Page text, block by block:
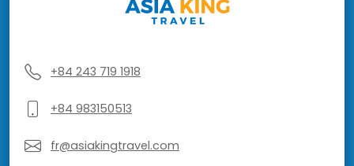
+84 243 719 1918
+84 983150513
fr@asiakingtravel.com